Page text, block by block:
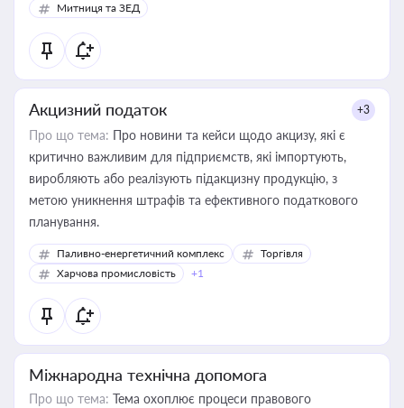
Митниця та ЗЕД
Акцизний податок +3
Про що тема: Про новини та кейси щодо акцизу, які є
критично важливим для підприємств, які імпортують,
виробляють або реалізують підакцизну продукцію, з
метою уникнення штрафів та ефективного податкового
планування.
Паливно-енергетичний комплекс
Торгівля
Харчова промисловість
+1
Міжнародна технічна допомога
Про що тема: Тема охоплює процеси правового